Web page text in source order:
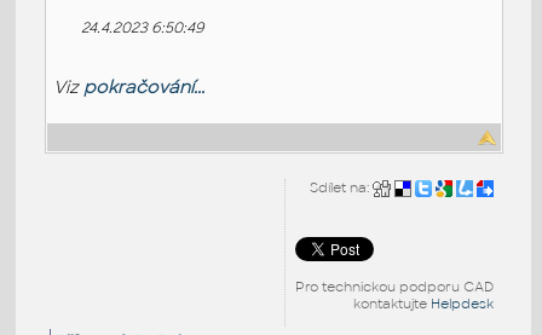
24.4.2023 6:50:49
Viz pokračování...
Sdílet na:
Pro technickou podporu CAD
kontaktujte Helpdesk